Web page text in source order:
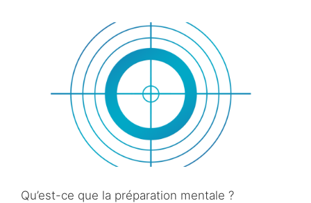
Qu’est-ce que la préparation mentale ?